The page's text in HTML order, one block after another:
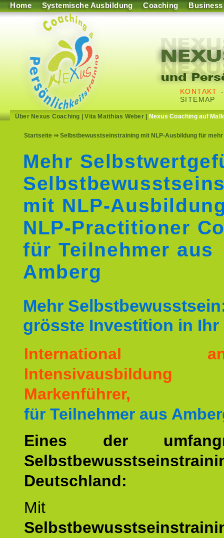
Home Systemische Ausbildung Coaching Business
KONTAKT
SITEMAP
Über Nexus Coaching |Vita Matthias Weber| Nexus Coaching auf
Startseite ⇒ Selbstbewusstseinstraining mit NLP-Ausbildung für
Mehr
mit NLP-
NLP-Practitioner
für Teilnehmer aus
Amberg
Mehr
grösste Investition in Ihr
International
Markenführer,
für Teilnehmer aus
Eines der
Deutschland:
Mit